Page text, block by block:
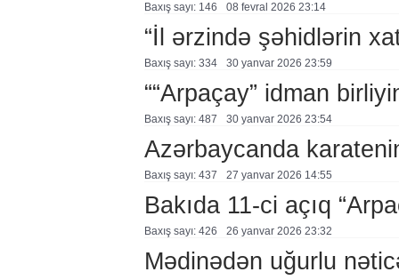
Baxış sayı: 146 08 fevral 2026 23:14
“İl ərzində şəhidlərin
Baxış sayı: 334 30 yanvar 2026 23:59
““Arpaçay” idman
Baxış sayı: 487 30 yanvar 2026 23:54
Azərbaycanda
Baxış sayı: 437 27 yanvar 2026 14:55
Bakıda 11-ci açıq
Baxış sayı: 426 26 yanvar 2026 23:32
Mədinədən uğurlu